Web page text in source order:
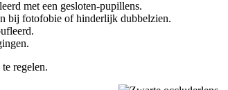
met een gesloten-pupillens.
bij fotofobie of hinderlijk dubbelzien.
regelen.